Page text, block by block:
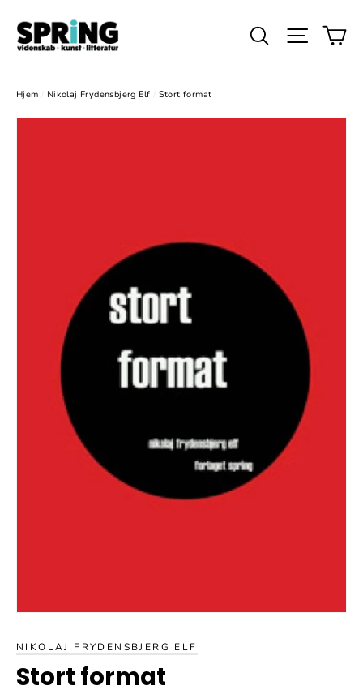
videre
indhold
Søg
Hjem / Nikolaj Frydensbjerg Elf / Stort format
NIKOLAJ FRYDENSBJERG ELF
Stort format